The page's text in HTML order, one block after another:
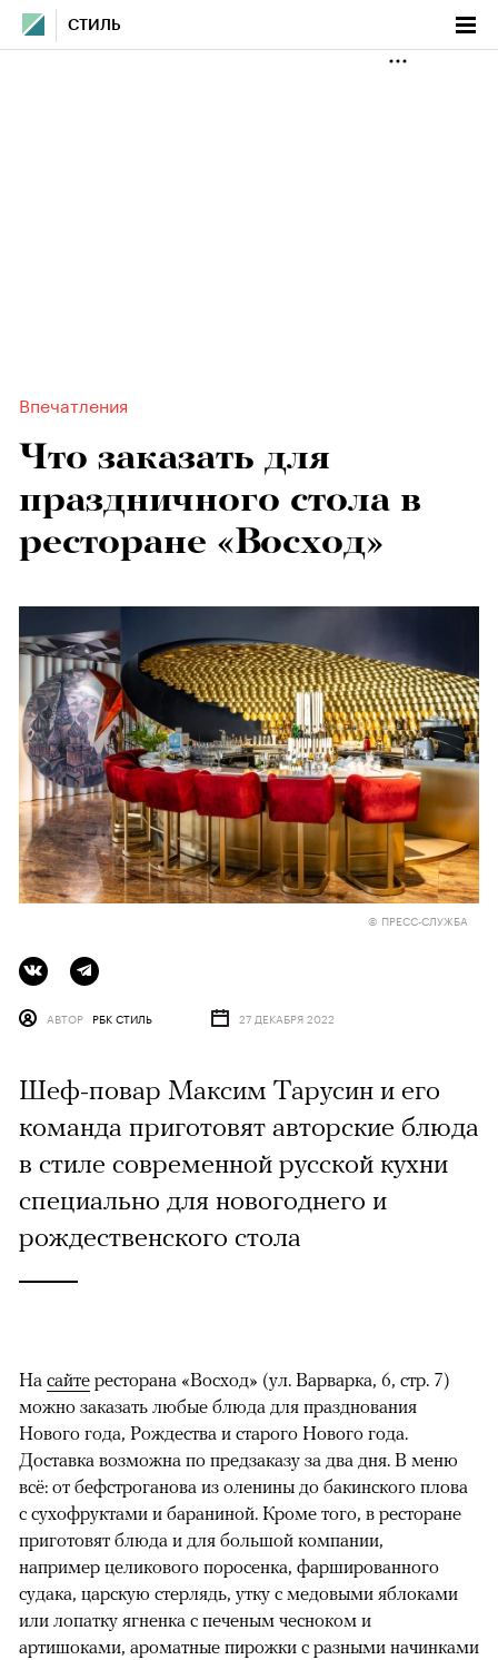
СТИЛЬ
Впечатления
Что заказать для
праздничного стола в
ресторане «Восход»
© ПРЕСС-СЛУЖБА
АВТОР РБК СТИЛЬ 27 ДЕКАБРЯ 2022
Шеф-повар Максим Тарусин и его
команда приготовят авторские блюда
в стиле современной русской кухни
специально для новогоднего и
рождественского стола
На сайте ресторана «Восход» (ул. Варварка, 6, стр. 7)
можно заказать любые блюда для празднования
Нового года, Рождества и старого Нового года.
Доставка возможна по предзаказу за два дня. В меню
всё: от бефстроганова из оленины до бакинского плова
с сухофруктами и бараниной. Кроме того, в ресторане
приготовят блюда и для большой компании,
например целикового поросенка, фаршированного
судака, царскую стерлядь, утку с медовыми яблоками
или лопатку ягненка с печеным чесноком и
артишоками, ароматные пирожки с разными начинками